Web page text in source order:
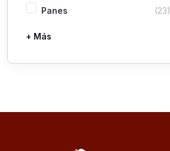
Panes (23)
Pastas
Picaderas
Sazones y Salsas
Vegetales
+ Más